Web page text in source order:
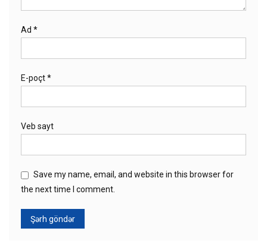
Ad *
E-poçt*
Veb sayt
Save my name, email, and website in this browser for
the next time I comment.